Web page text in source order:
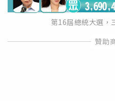
第16屆總統大選，